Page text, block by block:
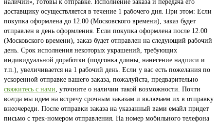
наличии», готовы к отправке. Исполнение заказа и передача его
доставщику осуществляется в течение 1 рабочего дня. При этом: Если
покупка оформлена до 12.00 (Московского времени), заказ будет
отправлен в день оформления. Если покупка оформлена после 12.00
(Московского времени), заказ будет отправлен на следующий рабочий
день. Срок исполнения некоторых украшений, требующих
индивидуальной доработки (подгонка длины, нанесение надписи и
т.п.), увеличивается на 1 рабочий день. Если у вас есть пожелания по
ускоренной отправке вашего заказа, пожалуйста, предварительно
свяжитесь с нами, уточните о наличии такой возможности. Почти
всегда мы идем на встречу срочным заказам и включаем их в отправку
внеочереди. После отправки заказа на указанный вами емайл придет
письмо с трек-номером отправления. На номер мобильного телефона